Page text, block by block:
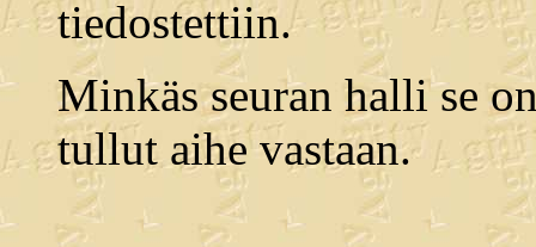
tiedostettiin.
Minkäs seuran halli se
tullut aihe vastaan.